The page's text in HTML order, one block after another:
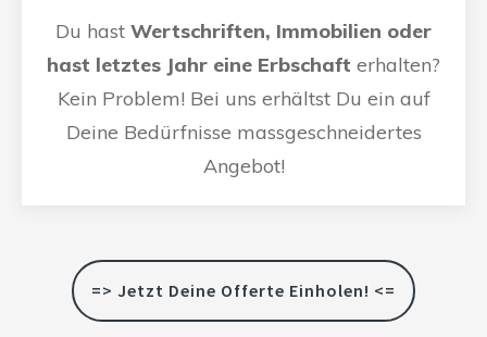
Du hast Wertschriften, Immobilien oder
hast letztes Jahr eine Erbschaft erhalten?
Kein Problem! Bei uns erhältst Du ein auf
Deine Bedürfnisse massgeschneidertes
Angebot!
=> Jetzt Deine Offerte Einholen! <=